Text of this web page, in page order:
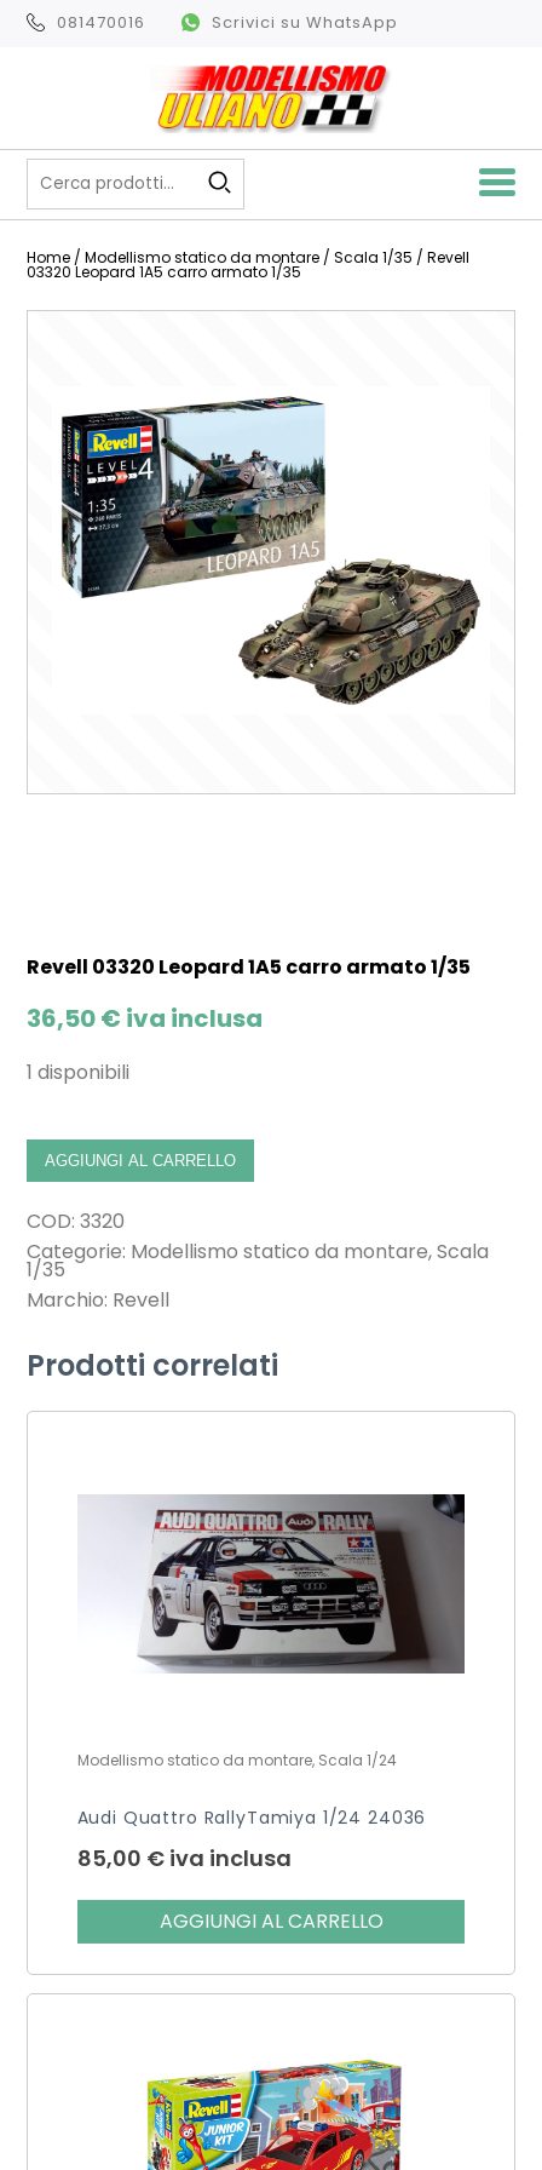
081470016 Scrivici su WhatsApp
Home /Modellismo statico da montare /Scala 1/35 / Revell
03320 Leopard 1A5 carro armato 1/35
Revell 03320 Leopard 1A5 carro armato 1/35
36,50€ iva inclusa
1 disponibili
AGGIUNGI AL CARRELLO
COD:3320
Categorie: Modellismo statico da montare,Scala
1/35
Marchio: Revell
Prodotti correlati
Modellismo statico da montare, Scala 1/24
Audi Quattro RallyTamiya 1/24 24036
85,00 € iva inclusa
AGGIUNGI AL CARRELLO